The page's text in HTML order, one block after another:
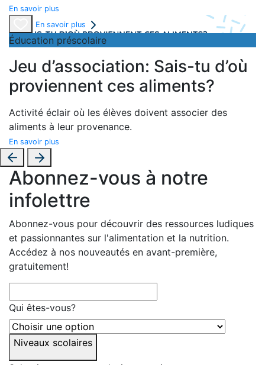
En savoir plus
En savoir plus
Éducation préscolaire
Jeu d’association: Sais-tu d’où
proviennent ces aliments?
Activité éclair où les élèves doivent associer des
aliments à leur provenance.
En savoir plus
Abonnez-vous à notre
infolettre
Abonnez-vous pour découvrir des ressources ludiques
et passionnantes sur l'alimentation et la nutrition.
Accédez à nos nouveautés en avant-première,
gratuitement!
Qui êtes-vous?
Niveaux scolaires